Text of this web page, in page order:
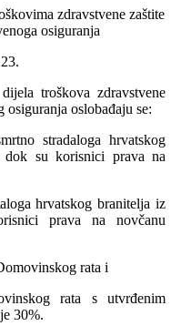
zdravstvene zaštite
osiguranja
troškova zdravstvene
osiguranja oslobađaju se:
stradaloga hrvatskog
su korisnici prava na
hrvatskog branitelja iz
prava na novčanu
rata i
rata s utvrđenim
30%.